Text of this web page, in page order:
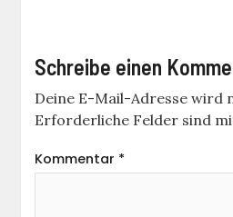
Schreibe einen
Deine E-Mail-Adresse wird
Erforderliche Felder sind
Kommentar *